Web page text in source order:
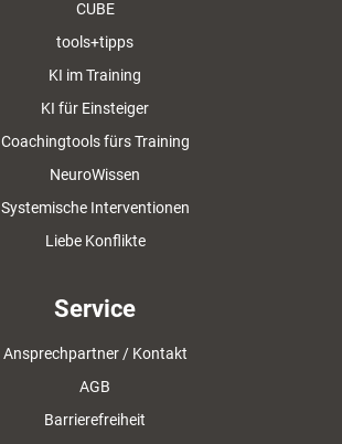
CUBE
tools+tipps
KI im Training
KI für Einsteiger
Coachingtools fürs Training
NeuroWissen
Systemische Interventionen
Liebe Konflikte
Service
Ansprechpartner / Kontakt
AGB
Barrierefreiheit